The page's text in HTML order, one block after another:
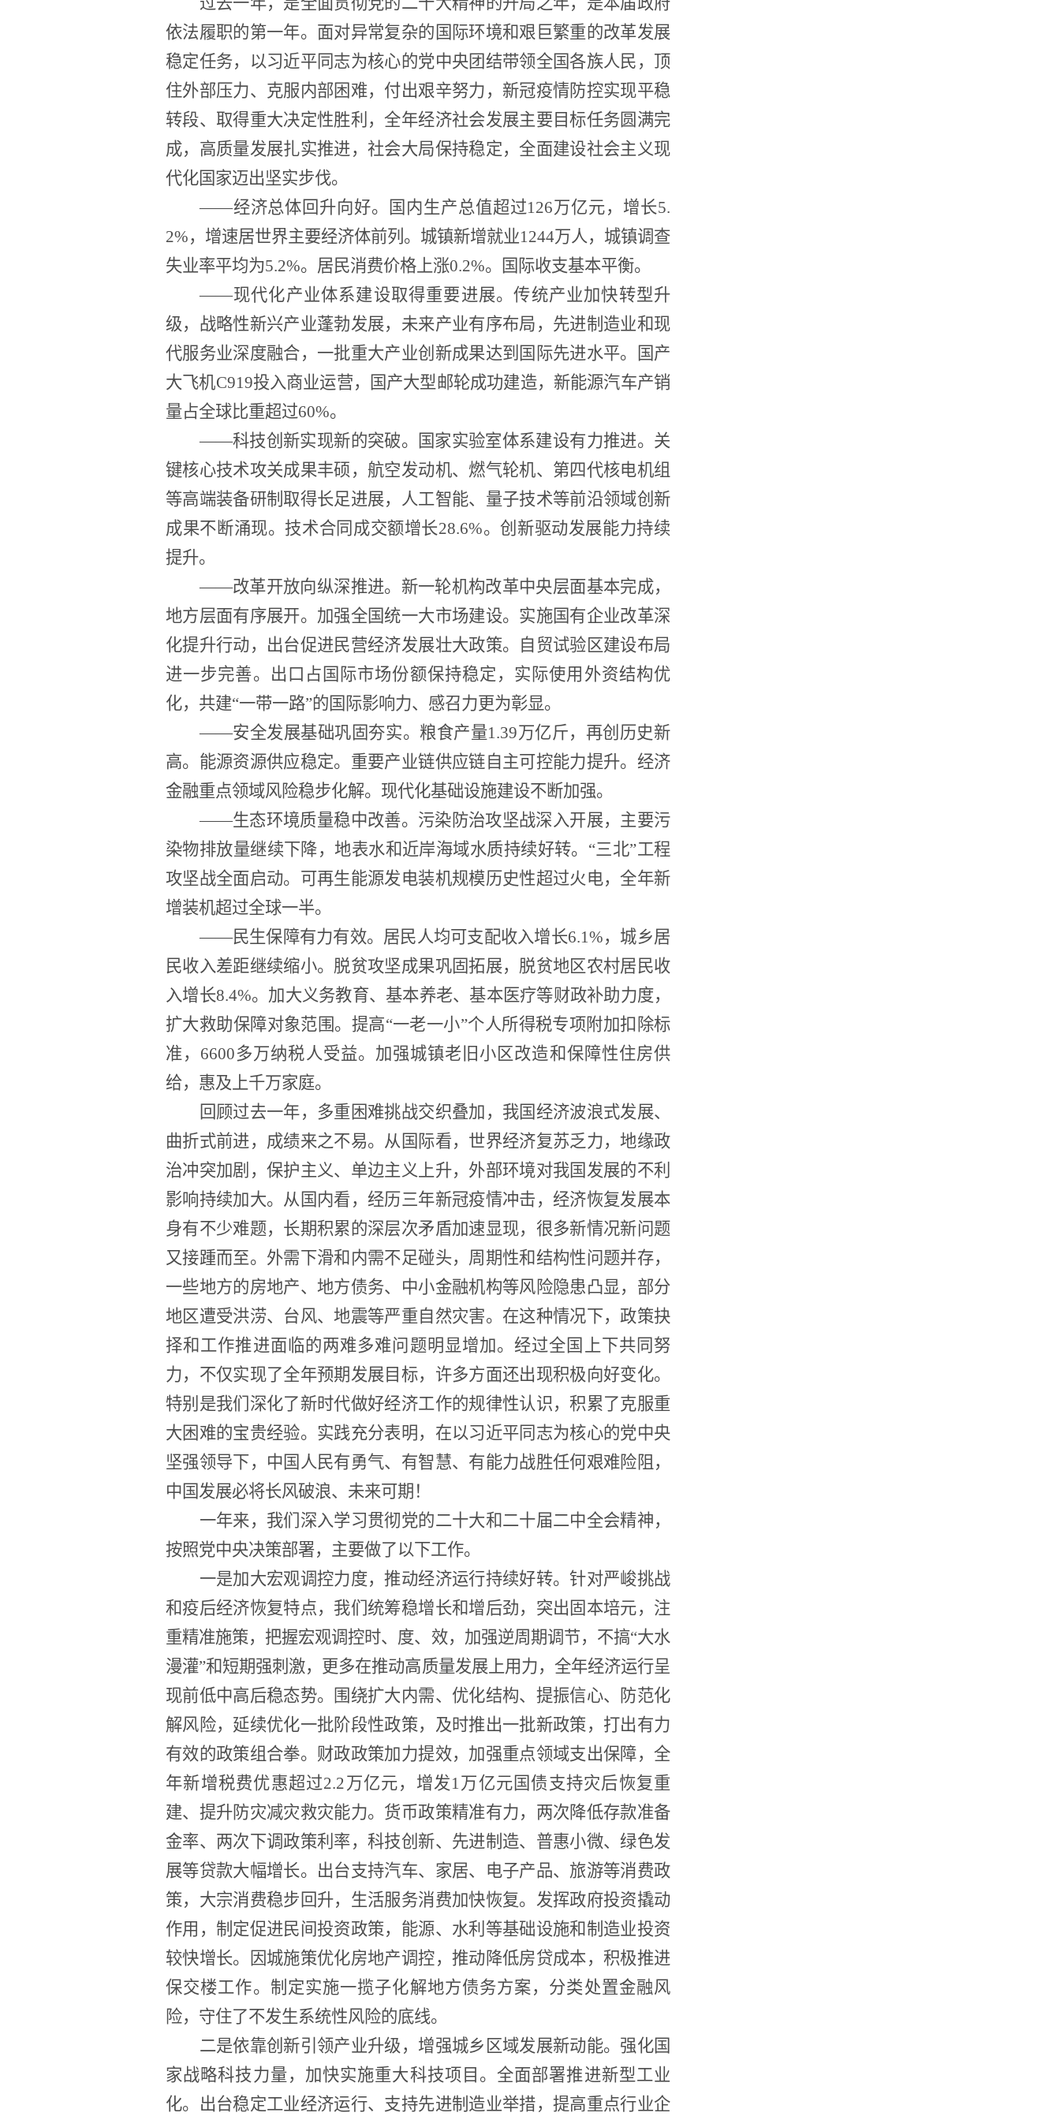
依法履职的第一年。面对异常复杂的国际环境和艰巨繁重的改革发展
稳定任务，以习近平同志为核心的党中央团结带领全国各族人民，顶
住外部压力、克服内部困难，付出艰辛努力，新冠疫情防控实现平稳
转段、取得重大决定性胜利，全年经济社会发展主要目标任务圆满完
成，高质量发展扎实推进，社会大局保持稳定，全面建设社会主义现
代化国家迈出坚实步伐。
——经济总体回升向好。国内生产总值超过126万亿元，增长5.
2%，增速居世界主要经济体前列。城镇新增就业1244万人，城镇调查
失业率平均为5.2%。居民消费价格上涨0.2%。国际收支基本平衡。
——现代化产业体系建设取得重要进展。传统产业加快转型升
级，战略性新兴产业蓬勃发展，未来产业有序布局，先进制造业和现
代服务业深度融合，一批重大产业创新成果达到国际先进水平。国产
大飞机C919投入商业运营，国产大型邮轮成功建造，新能源汽车产销
量占全球比重超过60%。
——科技创新实现新的突破。国家实验室体系建设有力推进。关
键核心技术攻关成果丰硕，航空发动机、燃气轮机、第四代核电机组
等高端装备研制取得长足进展，人工智能、量子技术等前沿领域创新
成果不断涌现。技术合同成交额增长28.6%。创新驱动发展能力持续
提升。
——改革开放向纵深推进。新一轮机构改革中央层面基本完成，
地方层面有序展开。加强全国统一大市场建设。实施国有企业改革深
化提升行动，出台促进民营经济发展壮大政策。自贸试验区建设布局
进一步完善。出口占国际市场份额保持稳定，实际使用外资结构优
化，共建“一带一路”的国际影响力、感召力更为彰显。
——安全发展基础巩固夯实。粮食产量1.39万亿斤，再创历史新
高。能源资源供应稳定。重要产业链供应链自主可控能力提升。经济
金融重点领域风险稳步化解。现代化基础设施建设不断加强。
——生态环境质量稳中改善。污染防治攻坚战深入开展，主要污
染物排放量继续下降，地表水和近岸海域水质持续好转。“三北”工程
攻坚战全面启动。可再生能源发电装机规模历史性超过火电，全年新
增装机超过全球一半。
——民生保障有力有效。居民人均可支配收入增长6.1%，城乡居
民收入差距继续缩小。脱贫攻坚成果巩固拓展，脱贫地区农村居民收
入增长8.4%。加大义务教育、基本养老、基本医疗等财政补助力度，
扩大救助保障对象范围。提高“一老一小”个人所得税专项附加扣除标
准，6600多万纳税人受益。加强城镇老旧小区改造和保障性住房供
给，惠及上千万家庭。
回顾过去一年，多重困难挑战交织叠加，我国经济波浪式发展、
曲折式前进，成绩来之不易。从国际看，世界经济复苏乏力，地缘政
治冲突加剧，保护主义、单边主义上升，外部环境对我国发展的不利
影响持续加大。从国内看，经历三年新冠疫情冲击，经济恢复发展本
身有不少难题，长期积累的深层次矛盾加速显现，很多新情况新问题
又接踵而至。外需下滑和内需不足碰头，周期性和结构性问题并存，
一些地方的房地产、地方债务、中小金融机构等风险隐患凸显，部分
地区遭受洪涝、台风、地震等严重自然灾害。在这种情况下，政策抉
择和工作推进面临的两难多难问题明显增加。经过全国上下共同努
力，不仅实现了全年预期发展目标，许多方面还出现积极向好变化。
特别是我们深化了新时代做好经济工作的规律性认识，积累了克服重
大困难的宝贵经验。实践充分表明，在以习近平同志为核心的党中央
坚强领导下，中国人民有勇气、有智慧、有能力战胜任何艰难险阻，
中国发展必将长风破浪、未来可期！
一年来，我们深入学习贯彻党的二十大和二十届二中全会精神，
按照党中央决策部署，主要做了以下工作。
一是加大宏观调控力度，推动经济运行持续好转。针对严峻挑战
和疫后经济恢复特点，我们统筹稳增长和增后劲，突出固本培元，注
重精准施策，把握宏观调控时、度、效，加强逆周期调节，不搞“大水
漫灌”和短期强刺激，更多在推动高质量发展上用力，全年经济运行呈
现前低中高后稳态势。围绕扩大内需、优化结构、提振信心、防范化
解风险，延续优化一批阶段性政策，及时推出一批新政策，打出有力
有效的政策组合拳。财政政策加力提效，加强重点领域支出保障，全
年新增税费优惠超过2.2万亿元，增发1万亿元国债支持灾后恢复重
建、提升防灾减灾救灾能力。货币政策精准有力，两次降低存款准备
金率、两次下调政策利率，科技创新、先进制造、普惠小微、绿色发
展等贷款大幅增长。出台支持汽车、家居、电子产品、旅游等消费政
策，大宗消费稳步回升，生活服务消费加快恢复。发挥政府投资撬动
作用，制定促进民间投资政策，能源、水利等基础设施和制造业投资
较快增长。因城施策优化房地产调控，推动降低房贷成本，积极推进
保交楼工作。制定实施一揽子化解地方债务方案，分类处置金融风
险，守住了不发生系统性风险的底线。
二是依靠创新引领产业升级，增强城乡区域发展新动能。强化国
家战略科技力量，加快实施重大科技项目。全面部署推进新型工业
化。出台稳定工业经济运行、支持先进制造业举措，提高重点行业企